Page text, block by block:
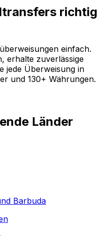
richtig
einfach.
erhalte zuverlässige
jede Überweisung in
und 130+ Währungen.
Länder
Barbuda